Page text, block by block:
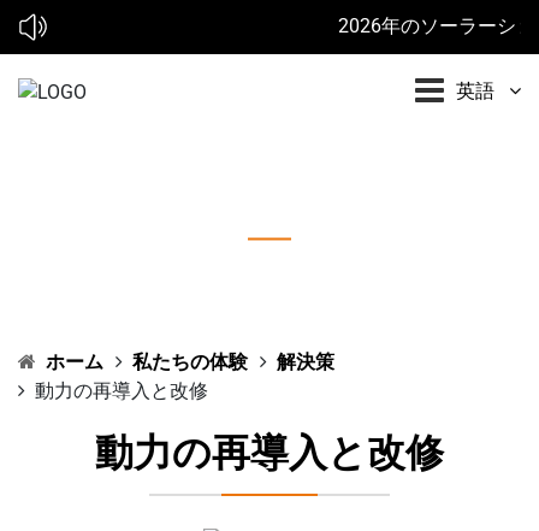
2026年のソーラーシ
英語
ホーム 私たちの体験
解決策
動力の再導入と改修
動力の再導入と改修